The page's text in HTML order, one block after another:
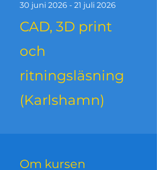
CAD, 3D print
och
ritningsläsning
(Karlshamn)
30 juni 2026 - 21 juli 2026
Om kursen